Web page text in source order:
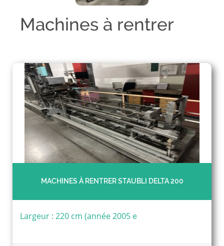
Machines à rentrer
MACHINES À RENTRER STAUBLI DELTA 200
Largeur : 220 cm (année 2005 e